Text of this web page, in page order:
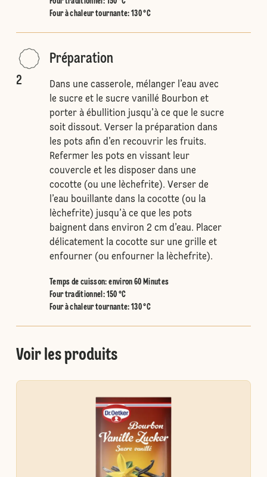
Four à chaleur tournante: 130 °C
2
Préparation
Dans une casserole, mélanger l’eau avec
le sucre et le sucre vanillé Bourbon et
porter à ébullition jusqu’à ce que le sucre
soit dissout. Verser la préparation dans
les pots afin d’en recouvrir les fruits.
Refermer les pots en vissant leur
couvercle et les disposer dans une
cocotte (ou une lèchefrite). Verser de
l’eau bouillante dans la cocotte (ou la
lèchefrite) jusqu’à ce que les pots
baignent dans environ 2 cm d’eau. Placer
délicatement la cocotte sur une grille et
enfourner (ou enfourner la lèchefrite).
Temps de cuisson: environ 60 Minutes
Four traditionnel : 150 °C
Four à chaleur tournante: 130 °C
Voir les produits